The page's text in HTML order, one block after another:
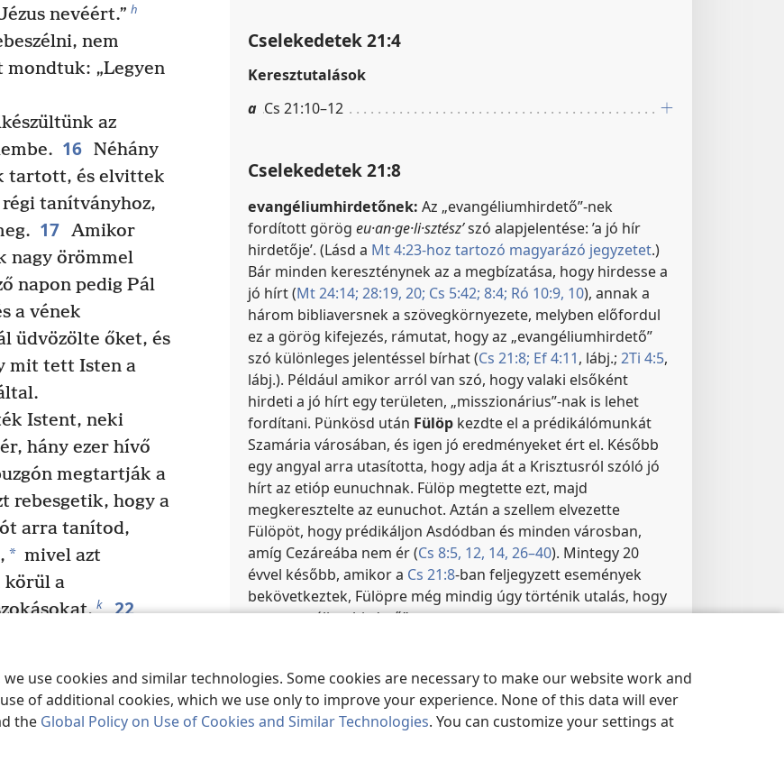
use cookies and similar technologies. Some cookies are necessary to make our website work and
of additional cookies, which we use only to improve your experience. None of this data will ever
the Global Policy on Use of Cookies and Similar Technologies. You can customize your settings at
nevéért.” h
nem
mondtuk: „Legyen
az
16 Néhány
tartott, és elvittek
tanítványhoz,
17 Amikor
nagy örömmel
napon pedig Pál
a vének
üdvözölte őket, és
mit tett Isten a
Istent, neki
hány ezer hívő
megtartják a
rebesgetik, hogy a
arra tanítod,
* mivel azt
körül a
k 22
hallani
négy férfi, akik
magad mellé,
és fedezd a
Cselekedetek 21:4
Keresztutalások
a Cs 21:10–12
Cselekedetek 21:8
evangéliumhirdetőnek: Az „evangéliumhirdető”-nek
fordított görög eu·an·ge·li·sztészʹszó alapjelentése: ’a jó hír
hirdetője’. (Lásd a Mt 4:23-hoz tartozó magyarázó jegyzetet.)
Bár minden kereszténynek az a megbízatása, hogy hirdesse a
jó hírt (Mt 24:14; 28:19, 20; Cs 5:42; 8:4; Ró 10:9, 10), annak a
három bibliaversnek a szövegkörnyezete, melyben előfordul
ez a görög kifejezés, rámutat, hogy az „evangéliumhirdető”
szó különleges jelentéssel bírhat (Cs 21:8; Ef 4:11, lábj.; 2Ti 4:5,
lábj.). Például amikor arról van szó, hogy valaki elsőként
hirdeti a jó hírt egy területen, „misszionárius”-nak is lehet
fordítani. Pünkösd után Fülöp kezdte el a prédikálómunkát
Szamária városában, és igen jó eredményeket ért el. Később
egy angyal arra utasította, hogy adja át a Krisztusról szóló jó
hírt az etióp eunuchnak. Fülöp megtette ezt, majd
megkeresztelte az eunuchot. Aztán a szellem elvezette
Fülöpöt, hogy prédikáljon Asdódban és minden városban,
amíg Cezáreába nem ér (Cs 8:5, 12, 14, 26–40). Mintegy 20
évvel később, amikor a Cs 21:8-ban feljegyzett események
bekövetkeztek, Fülöpre még mindig úgy történik utalás, hogy
az „evangéliumhirdető”.
Fülöp, az evangéliumhirdető szolgálata